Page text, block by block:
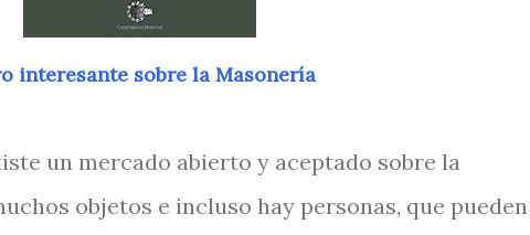
interesante sobre la Masonería
un mercado abierto y aceptado sobre la
objetos e incluso hay personas, que pueden